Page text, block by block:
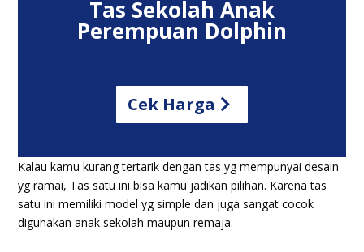
Tas Sekolah Anak
Perempuan Dolphin
Cek Harga
Kalau kamu kurang tertarik dengan tas yg mempunyai desain
yg ramai, Tas satu ini bisa kamu jadikan pilihan. Karena tas
satu ini memiliki model yg simple dan juga sangat cocok
digunakan anak sekolah maupun remaja.